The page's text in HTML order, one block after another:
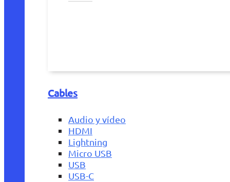
Cables
Audio y vídeo
HDMI
Lightning
Micro USB
USB
USB-C